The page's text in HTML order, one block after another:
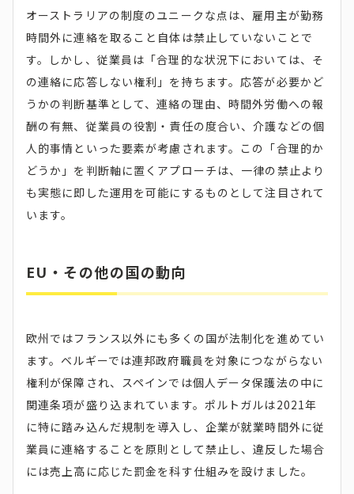
オーストラリアの制度のユニークな点は、雇用主が勤務
時間外に連絡を取ること自体は禁止していないことで
す。しかし、従業員は「合理的な状況下においては、そ
の連絡に応答しない権利」を持ちます。応答が必要かど
うかの判断基準として、連絡の理由、時間外労働への報
酬の有無、従業員の役割・責任の度合い、介護などの個
人的事情といった要素が考慮されます。この「合理的か
どうか」を判断軸に置くアプローチは、一律の禁止より
も実態に即した運用を可能にするものとして注目されて
います。
EU・その他の国の動向
欧州ではフランス以外にも多くの国が法制化を進めてい
ます。ベルギーでは連邦政府職員を対象につながらない
権利が保障され、スペインでは個人データ保護法の中に
関連条項が盛り込まれています。ポルトガルは2021年
に特に踏み込んだ規制を導入し、企業が就業時間外に従
業員に連絡することを原則として禁止し、違反した場合
には売上高に応じた罰金を科す仕組みを設けました。